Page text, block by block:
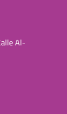
Al-